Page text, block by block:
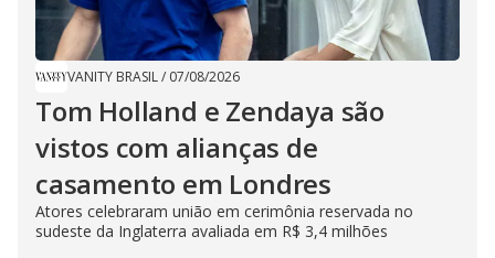
VANITY BRASIL/ 07/08/2026
Tom Holland e Zendaya são
vistos com alianças de
casamento em Londres
Atores celebraram união em cerimônia reservada no
sudeste da Inglaterra avaliada em R$ 3,4 milhões